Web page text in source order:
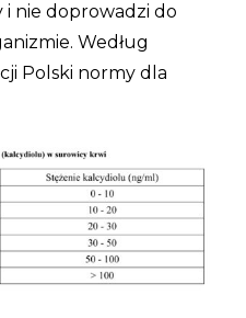
i nie doprowadzi do
Według
Polski normy dla